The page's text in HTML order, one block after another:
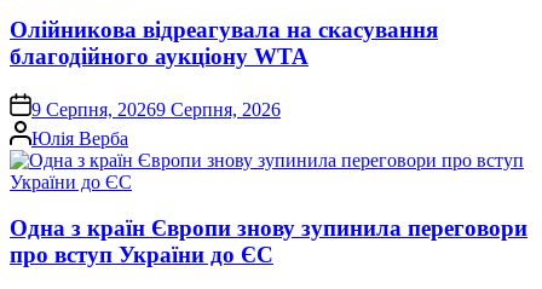
Олійникова відреагувала на скасування
благодійного аукціону WTA
on9 Серпня, 20269 Серпня, 2026
Опубліковано
Юлія Верба
Одна з країн Європи знову зупинила переговори
про вступ України до ЄС